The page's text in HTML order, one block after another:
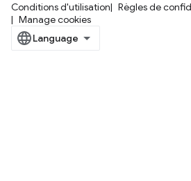
Conditions d'utilisation
Règles de
Manage cookies